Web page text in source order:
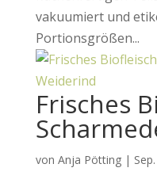
vakuumiert und
Portionsgrößen...
Frisches
von Anja Pötting|